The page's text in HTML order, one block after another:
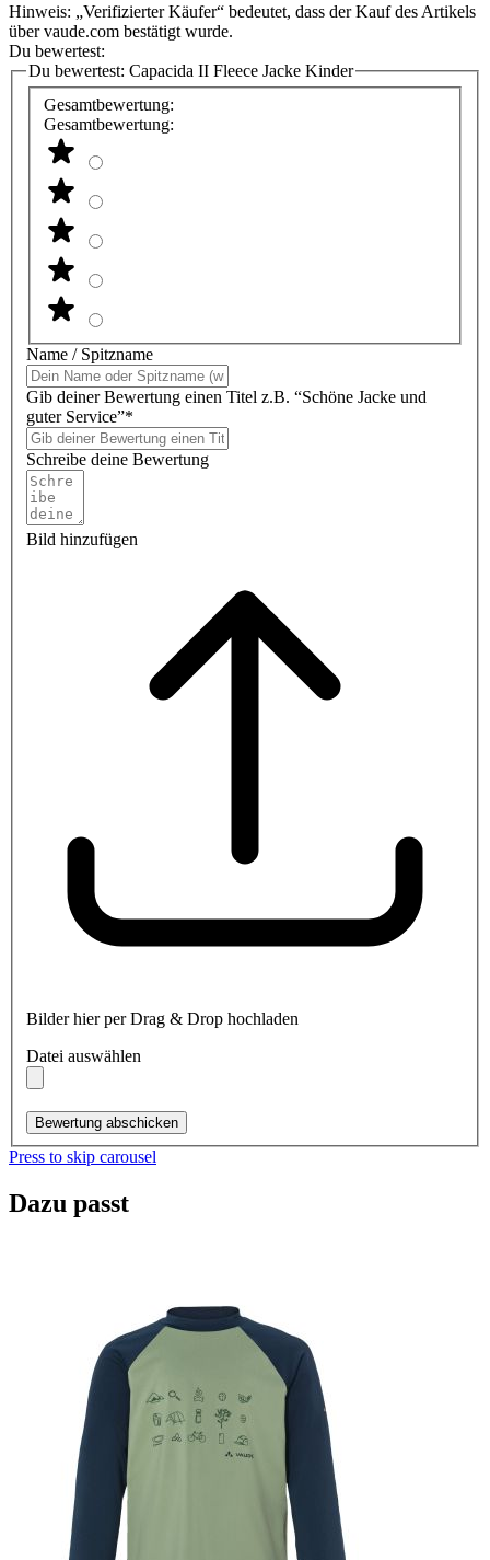
Hinweis: „Verifizierter Käufer“ bedeutet, dass der Kauf des Artikels
über vaude.com bestätigt wurde.
Du bewertest:
Du bewertest: Capacida II Fleece Jacke Kinder
Gesamtbewertung:
Gesamtbewertung:
Name / Spitzname
Gib deiner Bewertung einen Titel z.B. “Schöne Jacke und
guter Service”*
Schreibe deine Bewertung
Bild hinzufügen
Bilder hier per Drag & Drop hochladen
Datei auswählen
Bewertung abschicken
Press to skip carousel
Dazu passt